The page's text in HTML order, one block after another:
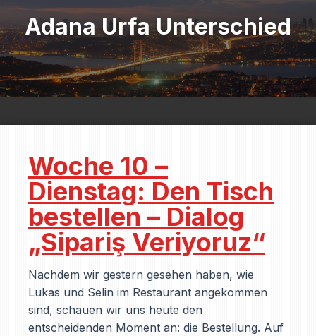
Adana Urfa Unterschied
Woche 10 –
Dienstag: Den Tisch
bestellen – Dialog
„Sipariş Veriyoruz“
Nachdem wir gestern gesehen haben, wie
Lukas und Selin im Restaurant angekommen
sind, schauen wir uns heute den
entscheidenden Moment an: die Bestellung. Auf